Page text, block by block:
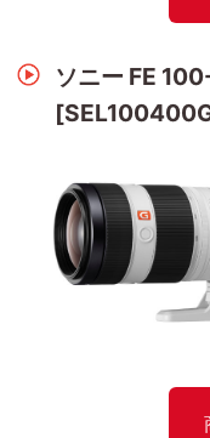
ソニー FE